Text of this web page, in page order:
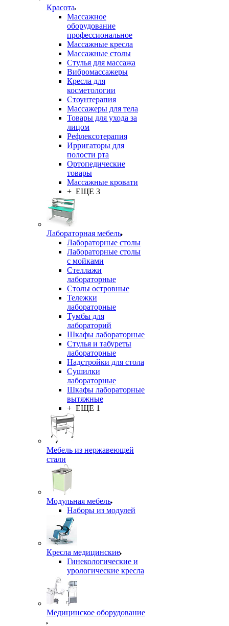
Красота
Массажное
оборудование
профессиональное
Массажные кресла
Массажные столы
Стулья для массажа
Вибромассажеры
Кресла для
косметологии
Стоунтерапия
Массажеры для тела
Товары для ухода за
лицом
Рефлексотерапия
Ирригаторы для
полости рта
Ортопедические
товары
Массажные кровати
+ ЕЩЕ 3
Лабораторная мебель
Лабораторные столы
Лабораторные столы
с мойками
Стеллажи
лабораторные
Столы островные
Тележки
лабораторные
Тумбы для
лабораторий
Шкафы лабораторные
Стулья и табуреты
лабораторные
Надстройки для стола
Сушилки
лабораторные
Шкафы лабораторные
вытяжные
+ ЕЩЕ 1
Мебель из нержавеющей
стали
Модульная мебель
Наборы из модулей
Кресла медицинские
Гинекологические и
урологические кресла
Медицинское оборудование